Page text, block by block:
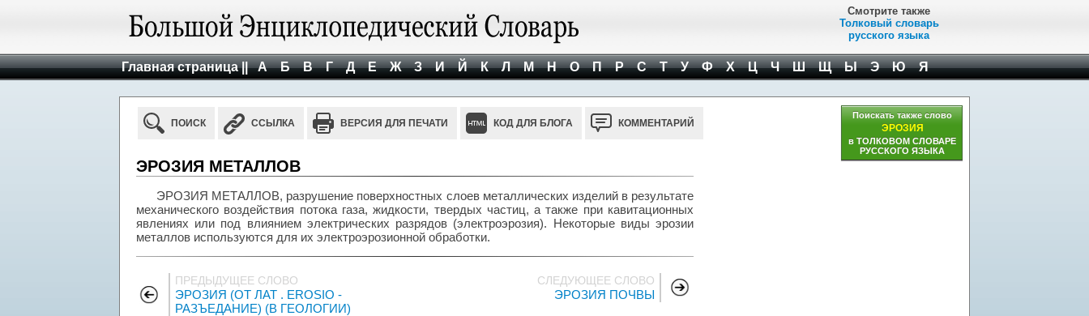
Смотрите также
Толковый словарь
русского языка
Главная страница || А Б В Г Д Е Ж З И Й К Л М Н О П Р С Т У Ф Х Ц Ч Ш Щ Ы Э Ю Я
ПОИСК ССЫЛКА ВЕРСИЯ ДЛЯ ПЕЧАТИ КОД ДЛЯ БЛОГА КОММЕНТАРИЙ
ЭРОЗИЯ МЕТАЛЛОВ
ЭРОЗИЯ МЕТАЛЛОВ, разрушение поверхностных слоев металлических изделий в результате
механического воздействия потока газа, жидкости, твердых частиц, а также при кавитационных
явлениях или под влиянием электрических разрядов (электроэрозия). Некоторые виды эрозии
металлов используются для их электроэрозионной обработки.
ПРЕДЫДУЩЕЕ СЛОВО
ЭРОЗИЯ (ОТ ЛАТ . EROSIO -
РАЗЪЕДАНИЕ) (В ГЕОЛОГИИ)
СЛЕДУЮЩЕЕ СЛОВО
ЭРОЗИЯ ПОЧВЫ
Поискать также слово
ЭРОЗИЯ
в ТОЛКОВОМ СЛОВАРЕ
РУССКОГО ЯЗЫКА